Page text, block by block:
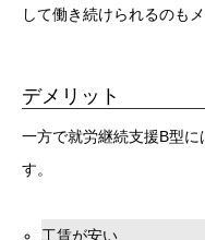
して働き続けられるのも
デメリット
一方で就労継続支援B型
す。
工賃が安い